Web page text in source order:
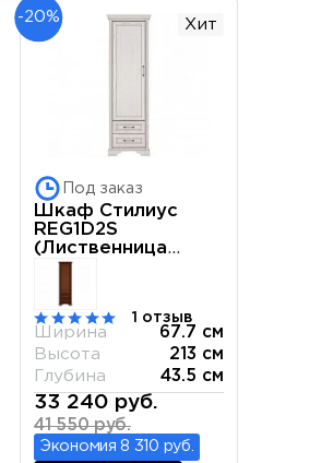
-20% Хит
Под заказ
Шкаф Стилиус
REG1D2S
(Лиственница
сибирская)
1 отзыв
Ширина
67.7 см
Высота
213 см
Глубина
43.5 см
33 240 руб.
41 550 руб.
Экономия 8 310 руб.